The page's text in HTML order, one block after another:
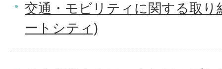
交通・モビリティに関する取
ートシティ)